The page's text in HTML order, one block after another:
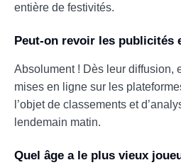
entière de festivités.
Peut-on revoir les publicités
Absolument ! Dès leur diffusion,
mises en ligne sur les
l’objet de classements et
lendemain matin.
Quel âge a le plus vieux